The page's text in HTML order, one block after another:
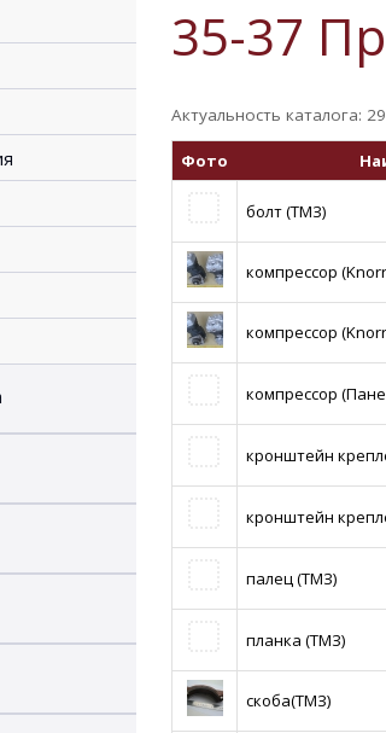
35-37
Актуальность каталога:
Фото
болт (ТМЗ)
компрессор
компрессор
компрессор
кронштейн
кронштейн
палец (ТМЗ)
планка (ТМЗ)
скоба(ТМЗ)